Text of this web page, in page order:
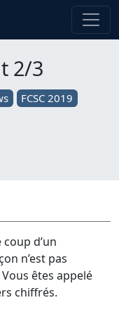
2/3
FCSC 2019
d’un
n’est pas
êtes appelé
chiffrés.